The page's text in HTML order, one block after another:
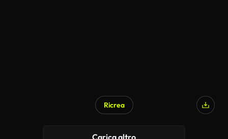
Ricrea
Carica altro